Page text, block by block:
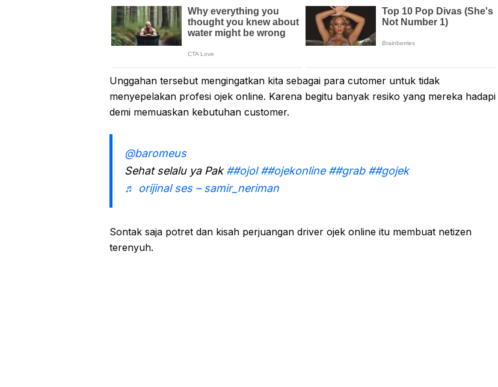
Unggahan tersebut mengingatkan kita sebagai para cutomer untuk tidak
menyepelakan profesi ojek online. Karena begitu banyak resiko yang mereka hadapi
demi memuaskan kebutuhan customer.
@baromeus
Sehat selalu ya Pak##ojol ##ojekonline ##grab ##gojek
♬ orijinal ses – samir_neriman
Sontak saja potret dan kisah perjuangan driver ojek online itu membuat netizen
terenyuh.